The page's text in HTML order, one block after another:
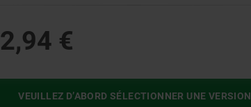
2,94 €
VEUILLEZ D’ABORD SÉLECTIONNER UNE VERSION